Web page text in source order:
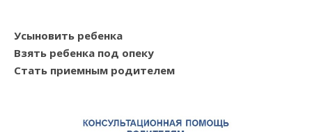
Усыновить ребенка
Взять ребенка под опеку
Стать приемным родителем